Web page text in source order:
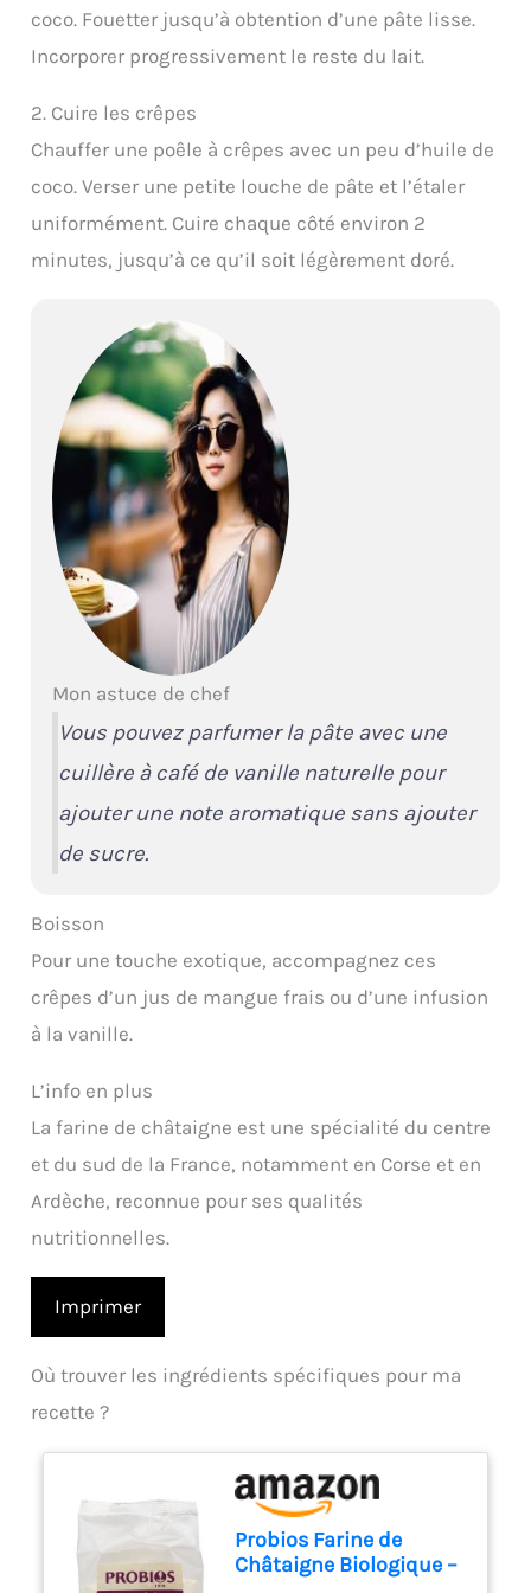
coco. Fouetter jusqu’à obtention d’une pâte lisse.
Incorporer progressivement le reste du lait.
2. Cuire les crêpes
Chauffer une poêle à crêpes avec un peu d’huile de
coco. Verser une petite louche de pâte et l’étaler
uniformément. Cuire chaque côté environ 2
minutes, jusqu’à ce qu’il soit légèrement doré.
Mon astuce de chef
Vous pouvez parfumer la pâte avec une
cuillère à café de vanille naturelle pour
ajouter une note aromatique sans ajouter
de sucre.
Boisson
Pour une touche exotique, accompagnez ces
crêpes d’un jus de mangue frais ou d’une infusion
à la vanille.
L’info en plus
La farine de châtaigne est une spécialité du centre
et du sud de la France, notamment en Corse et en
Ardèche, reconnue pour ses qualités
nutritionnelles.
Imprimer
Où trouver les ingrédients spécifiques pour ma
recette ?
Probios Farine de
Châtaigne Biologique –